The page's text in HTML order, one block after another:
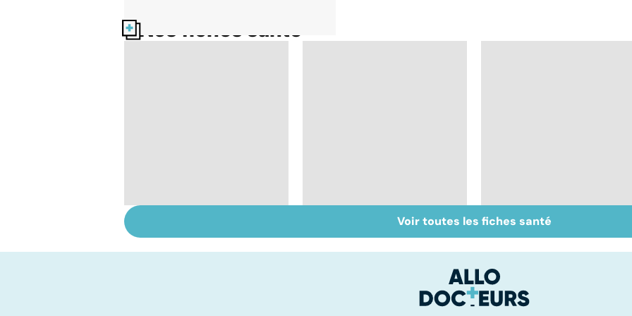
Nos fiches santé
les trucs de grand-
Otite : oreilles en
danger
Tout savoir sur les
infections
Voir toutes les fiches santé